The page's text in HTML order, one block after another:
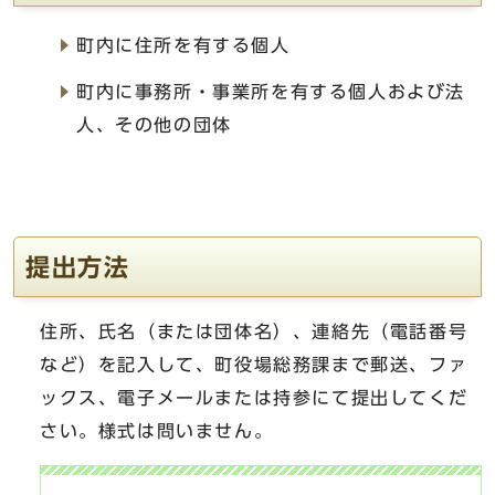
町内に住所を有する個人
町内に事務所・事業所を有する個人および法
人、その他の団体
提出方法
住所、氏名（または団体名）、連絡先（電話番号
など）を記入して、町役場総務課まで郵送、ファ
ックス、電子メールまたは持参にて提出してくだ
さい。様式は問いません。